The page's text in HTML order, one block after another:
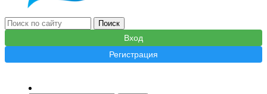
Вход
Регистрация